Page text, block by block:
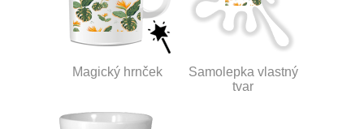
Magický hrnček
Samolepka vlastný
tvar